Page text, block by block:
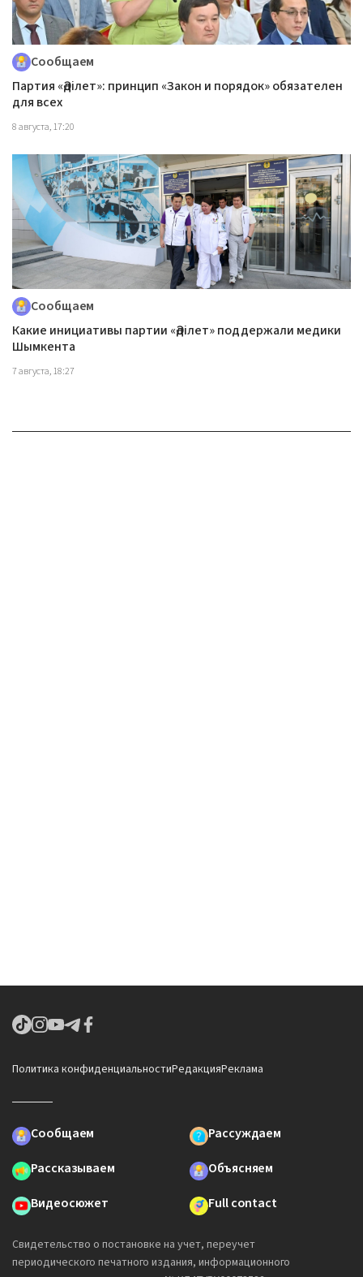
Сообщаем
Партия «Әділет»: принцип «Закон и порядок» обязателен
для всех
8 августа, 17:20
Сообщаем
Какие инициативы партии «Әділет» поддержали медики
Шымкента
7 августа, 18:27
Политика конфиденциальностиРедакцияРеклама
Сообщаем
Рассуждаем
Рассказываем
Объясняем
Видеосюжет
Full contact
Свидетельство о постановке на учет, переучет
периодического печатного издания, информационного